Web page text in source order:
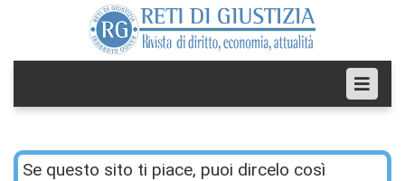
Se questo sito ti piace, puoi dircelo così